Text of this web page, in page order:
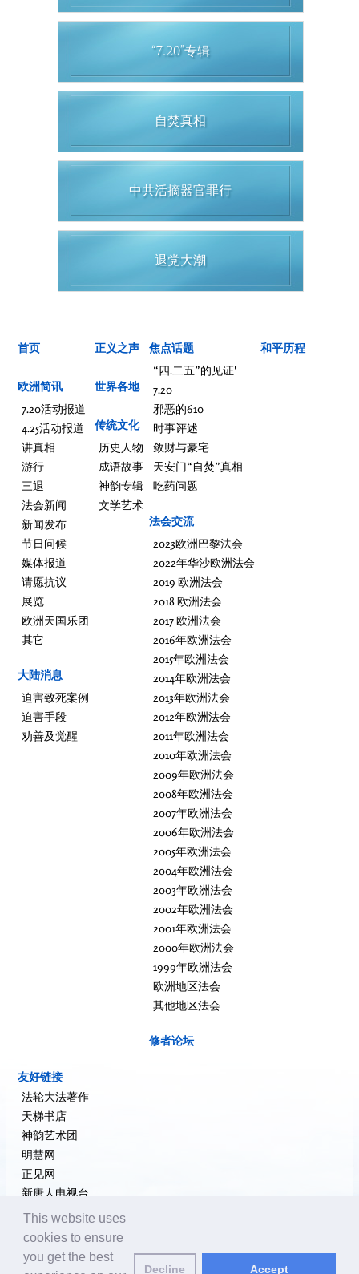
“7.20”专辑
自焚真相
中共活摘器官罪行
退党大潮
首页
欧洲简讯
7.20活动报道
4.25活动报道
讲真相
游行
三退
法会新闻
新闻发布
节日问候
媒体报道
请愿抗议
展览
欧洲天国乐团
其它
大陆消息
迫害致死案例
迫害手段
劝善及觉醒
正义之声
世界各地
传统文化
历史人物
成语故事
神韵专辑
文学艺术
焦点话题
“四.二五”的见证'
7.20
邪恶的610
时事评述
敛财与豪宅
天安门“自焚”真相
吃药问题
法会交流
2023欧洲巴黎法会
2022年华沙欧洲法会
2019 欧洲法会
2018 欧洲法会
2017 欧洲法会
2016年欧洲法会
2015年欧洲法会
2014年欧洲法会
2013年欧洲法会
2012年欧洲法会
2011年欧洲法会
2010年欧洲法会
2009年欧洲法会
2008年欧洲法会
2007年欧洲法会
2006年欧洲法会
2005年欧洲法会
2004年欧洲法会
2003年欧洲法会
2002年欧洲法会
2001年欧洲法会
2000年欧洲法会
1999年欧洲法会
欧洲地区法会
其他地区法会
修者论坛
和平历程
友好链接
法轮大法著作
天梯书店
神韵艺术团
明慧网
正见网
新唐人电视台
大纪元新闻网
希望之声
追查国际
This website uses
cookies to ensure
you get the best
Decline Accept